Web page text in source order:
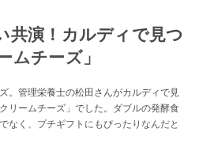
共演！カルディで見つ
ムチーズ」
。管理栄養士の松田さんがカルディで見
リームチーズ」でした。ダブルの発酵食
なく、プチギフトにもぴったりなんだと